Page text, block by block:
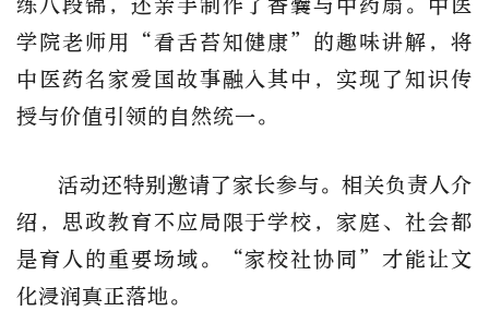
练八段锦，还亲手制作了香囊与中药扇。中医
学院老师用
“看舌苔知健康” 的趣味讲解，将
中医药名家爱国故事融入其中，实现了知识传
授与价值引领的自然统一。
活动还特别邀请了家长参与。 相关负责人介
绍，思政教育不应局限于学校，家庭、社会都
是育人的重要场域。
“家校社协同” 才能让文
化浸润真正落地。